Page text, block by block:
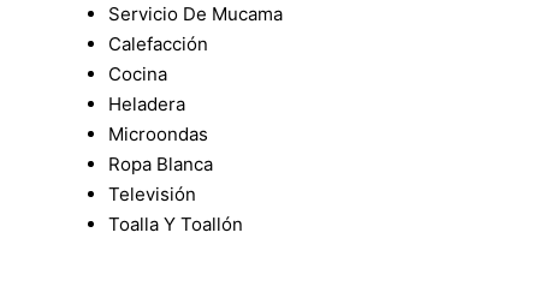
Servicio De Mucama
Calefacción
Cocina
Heladera
Microondas
Ropa Blanca
Televisión
Toalla Y Toallón